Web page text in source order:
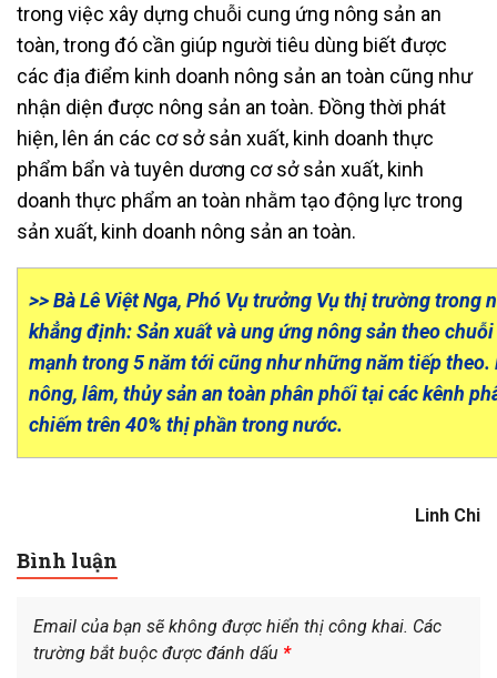
trong việc xây dựng chuỗi cung ứng nông sản an
toàn, trong đó cần giúp người tiêu dùng biết được
các địa điểm kinh doanh nông sản an toàn cũng như
nhận diện được nông sản an toàn. Đồng thời phát
hiện, lên án các cơ sở sản xuất, kinh doanh thực
phẩm bẩn và tuyên dương cơ sở sản xuất, kinh
doanh thực phẩm an toàn nhằm tạo động lực trong
sản xuất, kinh doanh nông sản an toàn.
>> Bà Lê Việt Nga, Phó Vụ trưởng Vụ thị trường trong
khẳng định: Sản xuất và ung ứng nông sản theo
mạnh trong 5 năm tới cũng như những năm tiếp theo.
nông, lâm, thủy sản an toàn phân phối tại các kênh
chiếm trên 40% thị phần trong nước.
Linh Chi
Bình luận
Email của bạn sẽ không được hiển thị công khai. Các
trường bắt buộc được đánh dấu *